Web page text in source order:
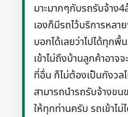
มาะมากๆกับรถรับจ้าง4
เองก็มีรถไว้บริการหล
บอกได้เลยว่าไปได้ทุก
เข้าไม่ถึงบ้านลูกค้าอาจ
ที่อื่น ก็ไม่ต้องเป็นกังวล
สามารถนำรถรับจ้างขน
ให้ทุกท่านครับ รถเข้าไม่